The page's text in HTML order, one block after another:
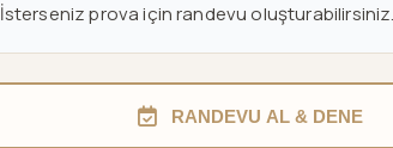
İsterseniz prova için randevu oluşturabilirsiniz.
RANDEVU AL & DENE